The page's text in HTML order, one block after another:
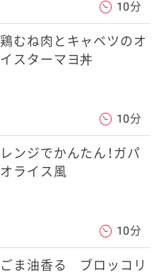
10分
鶏むね肉とキャベツのオ
イスターマヨ丼
10分
レンジでかんたん！ガパ
オライス風
10分
ごま油香る ブロッコリ